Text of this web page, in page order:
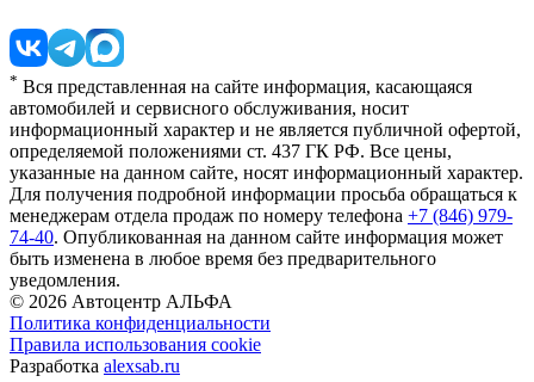
* Вся представленная на сайте информация, касающаяся
автомобилей и сервисного обслуживания, носит
информационный характер и не является публичной офертой,
определяемой положениями ст. 437 ГК РФ. Все цены,
указанные на данном сайте, носят информационный характер.
Для получения подробной информации просьба обращаться к
менеджерам отдела продаж по номеру телефона +7 (846) 979-
74-40. Опубликованная на данном сайте информация может
быть изменена в любое время без предварительного
уведомления.
© 2026 Автоцентр АЛЬФА
Политика конфиденциальности
Правила использования cookie
Разработка alexsab.ru